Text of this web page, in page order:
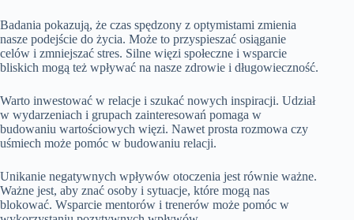
Badania pokazują, że czas spędzony z optymistami zmienia
nasze podejście do życia. Może to przyspieszać osiąganie
celów i zmniejszać stres. Silne więzi społeczne i wsparcie
bliskich mogą też wpływać na nasze zdrowie i długowieczność.
Warto inwestować w relacje i szukać nowych inspiracji. Udział
w wydarzeniach i grupach zainteresowań pomaga w
budowaniu wartościowych więzi. Nawet prosta rozmowa czy
uśmiech może pomóc w budowaniu relacji.
Unikanie negatywnych wpływów otoczenia jest równie ważne.
Ważne jest, aby znać osoby i sytuacje, które mogą nas
blokować. Wsparcie mentorów i trenerów może pomóc w